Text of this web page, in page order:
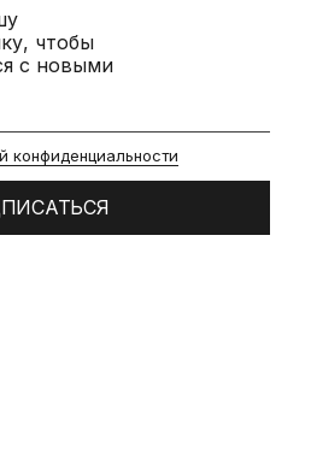
чтобы
с новыми
конфиденциальности